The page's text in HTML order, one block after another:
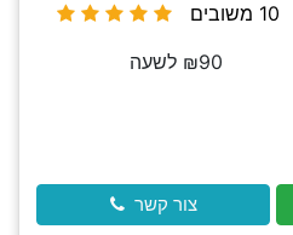
10 משובים
₪90 לשעה
צור קשר